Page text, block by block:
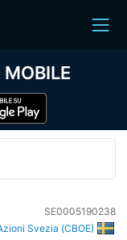
SE0005190238
Svezia (CBOE)